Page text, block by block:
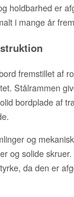
holdbarhed er
i mange år
fremstillet af
Stålrammen
bordplade af
og
og solide
da den er